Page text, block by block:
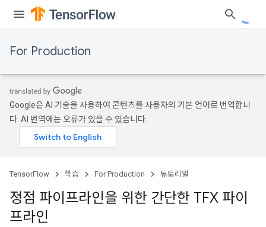
For Production
Google은 AI 기술을 사용하여 콘텐츠를 사용자의 기본 언어로 번역합니
다. AI 번역에는 오류가 있을 수 있습니다.
TensorFlow 학습 For Production 튜토리얼
정점 파이프라인을 위한 간단한 TFX 파이
프라인